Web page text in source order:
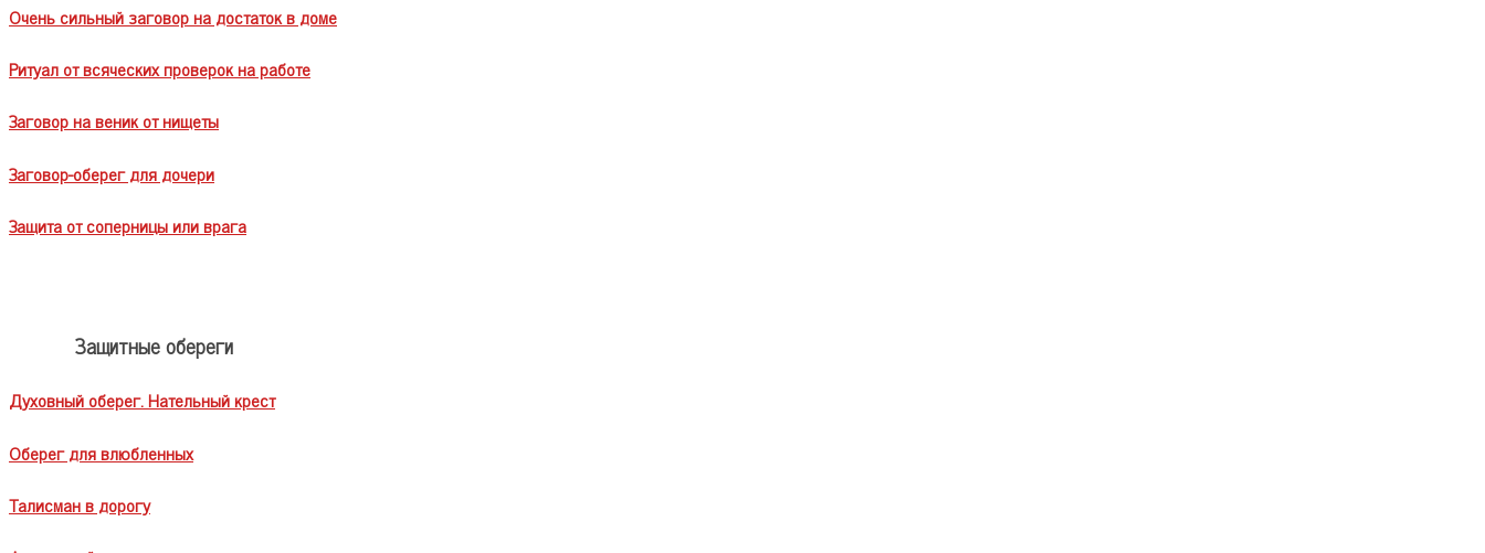
Очень сильный заговор на достаток в доме
Ритуал от всяческих проверок на работе
Заговор на веник от нищеты
Заговор-оберег для дочери
Защита от соперницы или врага
Защитные обереги
Духовный оберег. Нательный крест
Оберег для влюбленных
Талисман в дорогу